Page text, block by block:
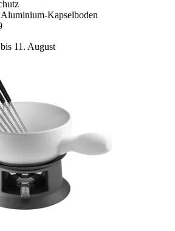
Kapselboden
11. August